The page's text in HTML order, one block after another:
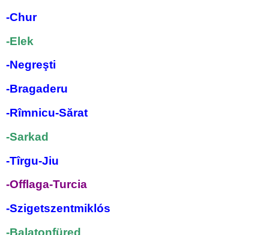
-Chur
-Elek
-Negreşti
-Bragaderu
-Rîmnicu-Sărat
-Sarkad
-Tîrgu-Jiu
-Offlaga-Turcia
-Szigetszentmiklós
-Balatonfüred